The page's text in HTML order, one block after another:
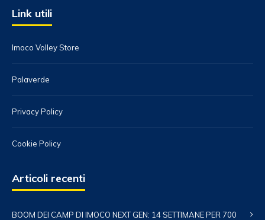
Link utili
Imoco Volley Store
Palaverde
Privacy Policy
Cookie Policy
Articoli recenti
BOOM DEI CAMP DI IMOCO NEXT GEN: 14 SETTIMANE PER 700